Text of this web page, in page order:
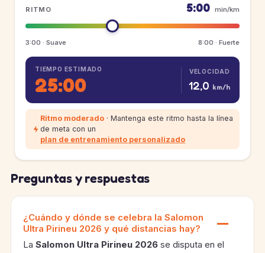
RITMO 5:00 min/km
3:00 · Suave 8:00 · Fuerte
TIEMPO ESTIMADO
25:00
VELOCIDAD
12,0 km/h
Ritmo moderado · Mantenga este ritmo hasta la línea
de meta con un
plan de entrenamiento personalizado
Preguntas y respuestas
¿Cuándo y dónde se celebra la Salomon
Ultra Pirineu 2026 y qué distancias hay?
La Salomon Ultra Pirineu 2026 se disputa en el